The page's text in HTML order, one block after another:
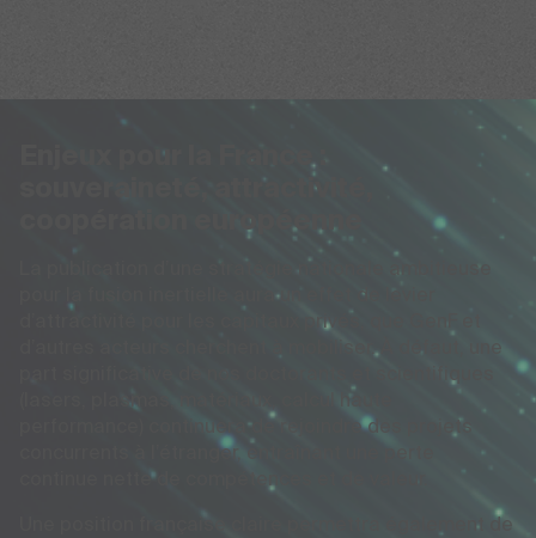
Enjeux pour la France :
souveraineté, attractivité,
coopération européenne
La publication d’une stratégie nationale ambitieuse
pour la fusion inertielle aura un effet de levier
d’attractivité pour les capitaux privés, que GenF et
d’autres acteurs cherchent à mobiliser. À défaut, une
(lasers, plasmas, matériaux, calcul haute
performance) continuera de rejoindre des projets
concurrents à l’étranger, entraînant une perte
continue nette de compétences et de valeur.
Une position française claire permettra également de